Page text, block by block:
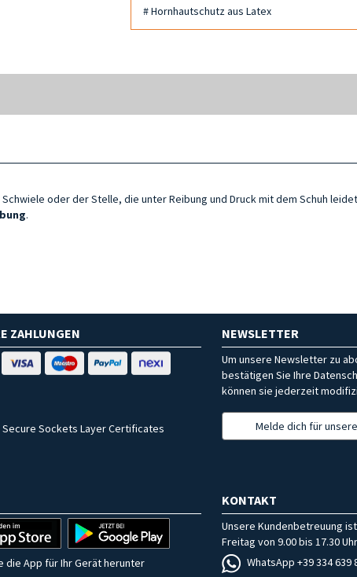
# Hornhautschutz aus Latex
oder der Stelle, die unter Reibung und Druck mit dem Schuh
.
ZAHLUNGEN
Secure Sockets Layer Certificates
NEWSLETTER
Um unsere Newsletter zu
bestätigen Sie Ihre
können sie jederzeit
Melde dich für
die App für Ihr Gerät herunter
KONTAKT
Unsere Kundenbetreuung
Freitag von 9.00 bis 17.30
WhatsApp +39 334 639